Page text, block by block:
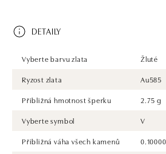
DETAILY
Vyberte barvu zlata
Žluté
Ryzost zlata
Au585
Přibližná hmotnost šperku
2.75 g
Vyberte symbol
V
Přibližná váha všech kamenů
0.10000